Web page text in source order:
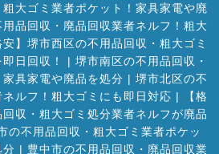
大ゴミ業者ポケット！家具家電や廃
品回収・廃品回収業者ネルフ！粗大
安】堺市西区の不用品回収・粗大ゴミ
日回収！
| 堺市南区の不用品回収・
具家電や廃品を処分 | 堺市北区の不
ルフ！粗大ゴミにも即日対応 |
【格
収・粗大ゴミ処分業者ネルフが廃品
の不用品回収・粗大ゴミ業者ポケッ
分 | 豊中市の不用品回収・廃品回収業